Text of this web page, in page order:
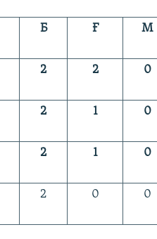
Б Ғ М
2 2 0
2 1 0
2 1 0
2 0 0